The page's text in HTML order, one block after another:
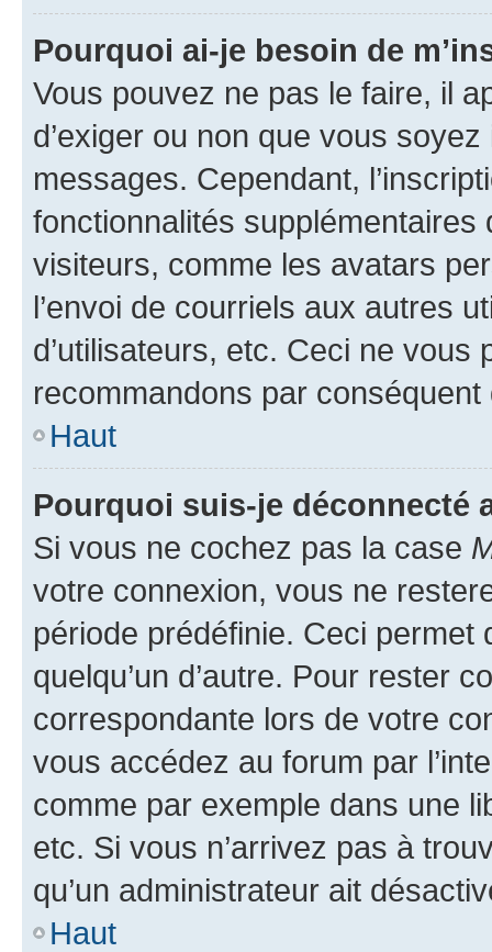
Pourquoi ai-je besoin de
Vous pouvez ne pas le faire, il
d’exiger ou non que vous
messages. Cependant,
fonctionnalités
visiteurs, comme les avatars
l’envoi de courriels aux autres
d’utilisateurs, etc. Ceci ne vous
recommandons par conséquent
Haut
Pourquoi suis-je déconnecté
Si vous ne cochez pas la case
votre connexion, vous ne
période prédéfinie. Ceci permet
quelqu’un d’autre. Pour rester
correspondante lors de votre
vous accédez au forum par
comme par exemple dans une
etc. Si vous n’arrivez pas à
qu’un administrateur ait
Haut